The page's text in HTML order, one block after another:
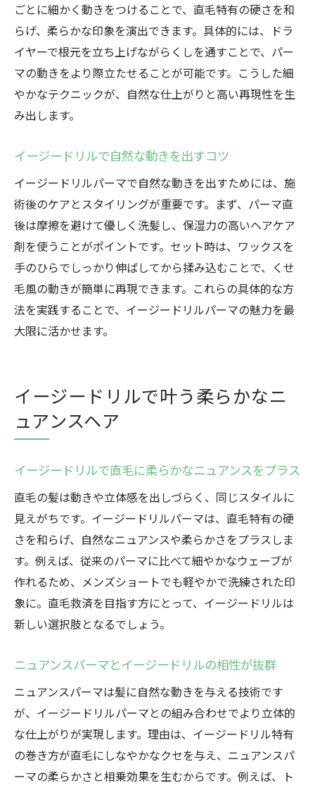
ごとに細かく動きをつけることで、直毛特有の硬さを和
らげ、柔らかな印象を演出できます。具体的には、ドラ
イヤーで根元を立ち上げながらくしを通すことで、パー
マの動きをより際立たせることが可能です。こうした細
やかなテクニックが、自然な仕上がりと高い再現性を生
み出します。
イージードリルで自然な動きを出すコツ
イージードリルパーマで自然な動きを出すためには、施
術後のケアとスタイリングが重要です。まず、パーマ直
後は摩擦を避けて優しく洗髪し、保湿力の高いヘアケア
剤を使うことがポイントです。セット時は、ワックスを
手のひらでしっかり伸ばしてから揉み込むことで、くせ
毛風の動きが簡単に再現できます。これらの具体的な方
法を実践することで、イージードリルパーマの魅力を最
大限に活かせます。
イージードリルで叶う柔らかなニ
ュアンスヘア
イージードリルで直毛に柔らかなニュアンスをプラス
直毛の髪は動きや立体感を出しづらく、同じスタイルに
見えがちです。イージードリルパーマは、直毛特有の硬
さを和らげ、自然なニュアンスや柔らかさをプラスしま
す。例えば、従来のパーマに比べて細やかなウェーブが
作れるため、メンズショートでも軽やかで洗練された印
象に。直毛救済を目指す方にとって、イージードリルは
新しい選択肢となるでしょう。
ニュアンスパーマとイージードリルの相性が抜群
ニュアンスパーマは髪に自然な動きを与える技術です
が、イージードリルパーマとの組み合わせでより立体的
な仕上がりが実現します。理由は、イージードリル特有
の巻き方が直毛にしなやかなクセを与え、ニュアンスパ
ーマの柔らかさと相乗効果を生むからです。例えば、ト